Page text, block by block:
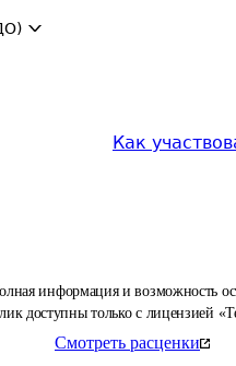
Как
информация и возможность
доступны только с лицензией
Смотреть расценки